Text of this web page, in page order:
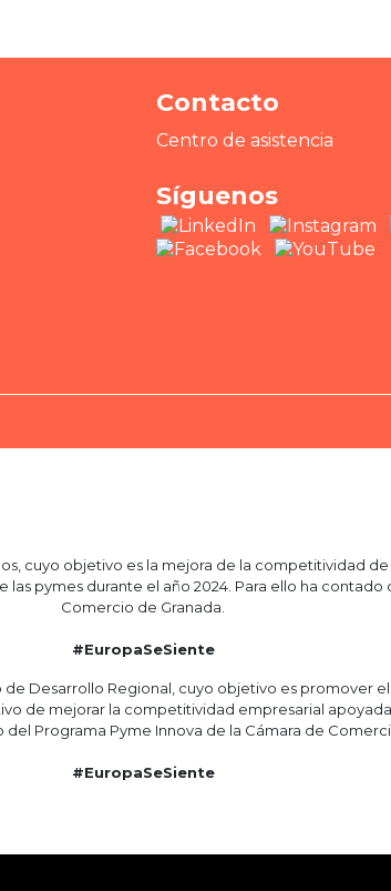
Contacto
Centro de asistencia
Síguenos
cuyo objetivo es la mejora de la competitividad
pymes durante el año 2024. Para ello ha
Comercio de Granada.
#EuropaSeSiente
de Desarrollo Regional, cuyo objetivo es
de mejorar la competitividad empresarial
Programa Pyme Innova de la Cámara de
#EuropaSeSiente